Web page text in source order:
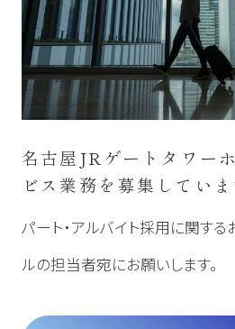
名古屋JRゲートタワー
ビス業務を募集していま
パート・アルバイト採用に関す
ルの担当者宛にお願いします。